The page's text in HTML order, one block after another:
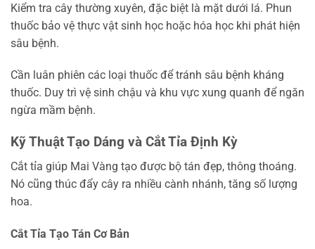
Kiểm tra cây thường xuyên, đặc biệt là mặt dưới lá. Phun
thuốc bảo vệ thực vật sinh học hoặc hóa học khi phát hiện
sâu bệnh.
Cần luân phiên các loại thuốc để tránh sâu bệnh kháng
thuốc. Duy trì vệ sinh chậu và khu vực xung quanh để ngăn
ngừa mầm bệnh.
Kỹ Thuật Tạo Dáng và Cắt Tỉa Định Kỳ
Cắt tỉa giúp Mai Vàng tạo được bộ tán đẹp, thông thoáng.
Nó cũng thúc đẩy cây ra nhiều cành nhánh, tăng số lượng
hoa.
Cắt Tỉa Tạo Tán Cơ Bản